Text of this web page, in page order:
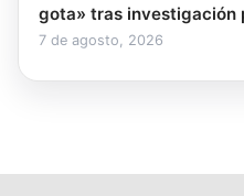
gota» tras investigación
7 de agosto, 2026